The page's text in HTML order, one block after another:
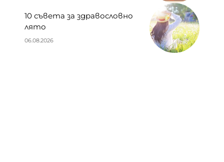
10 съвета за здравословно
лято
06.08.2026